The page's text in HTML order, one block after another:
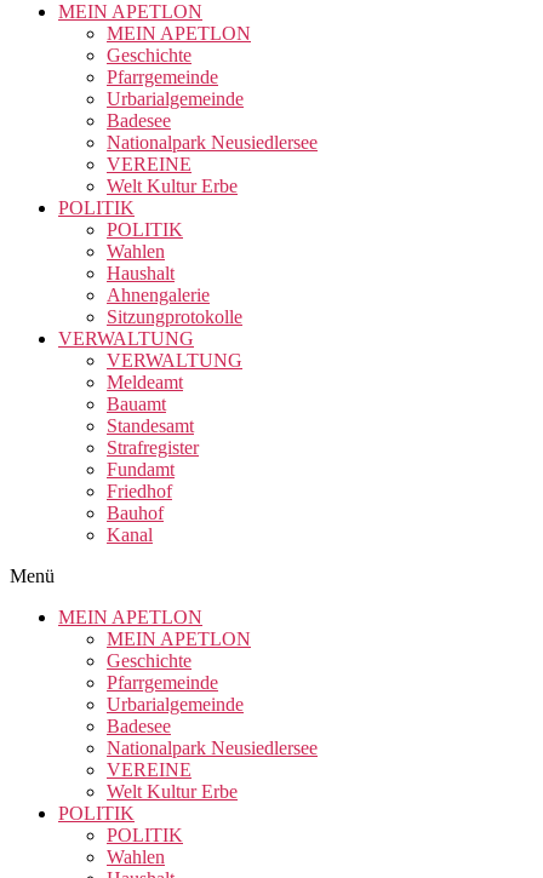
MEIN APETLON
MEIN APETLON
Geschichte
Pfarrgemeinde
Urbarialgemeinde
Badesee
Nationalpark Neusiedlersee
VEREINE
Welt Kultur Erbe
POLITIK
POLITIK
Wahlen
Haushalt
Ahnengalerie
Sitzungprotokolle
VERWALTUNG
VERWALTUNG
Meldeamt
Bauamt
Standesamt
Strafregister
Fundamt
Friedhof
Bauhof
Kanal
Menü
MEIN APETLON
MEIN APETLON
Geschichte
Pfarrgemeinde
Urbarialgemeinde
Badesee
Nationalpark Neusiedlersee
VEREINE
Welt Kultur Erbe
POLITIK
POLITIK
Wahlen